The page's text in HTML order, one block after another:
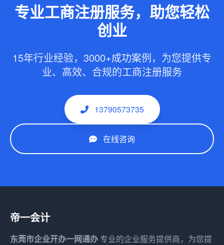
专业工商注册服务，助您轻松
创业
15年行业经验，3000+成功案例，为您提供专
业、高效、合规的工商注册服务
13790573735
在线咨询
帝一会计
东莞市企业开办一网通办 专业的企业服务提供商，为您提